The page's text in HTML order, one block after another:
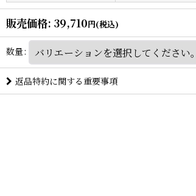
販売価格: 39,710円(税込)
数量:
返品特約に関する重要事項